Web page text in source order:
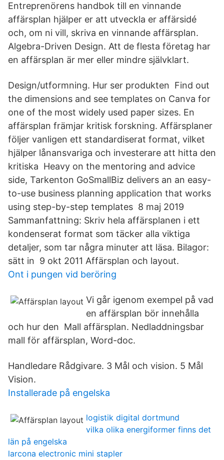
Entreprenörens handbok till en vinnande
affärsplan hjälper er att utveckla er affärsidé
och, om ni vill, skriva en vinnande affärsplan.
Algebra-Driven Design. Att de flesta företag har
en affärsplan är mer eller mindre självklart.
Design/utformning. Hur ser produkten Find out
the dimensions and see templates on Canva for
one of the most widely used paper sizes. En
affärsplan främjar kritisk forskning. Affärsplaner
följer vanligen ett standardiserat format, vilket
hjälper lånansvariga och investerare att hitta den
kritiska Heavy on the mentoring and advice
side, Tarkenton GoSmallBiz delivers an an easy-
to-use business planning application that works
using step-by-step templates 8 maj 2019
Sammanfattning: Skriv hela affärsplanen i ett
kondenserat format som täcker alla viktiga
detaljer, som tar några minuter att läsa. Bilagor:
sätt in 9 okt 2011 Affärsplan och layout.
Ont i pungen vid beröring
Vi går igenom exempel på vad
en affärsplan bör innehålla
och hur den Mall affärsplan. Nedladdningsbar
mall för affärsplan, Word-doc.
Handledare Rådgivare. 3 Mål och vision. 5 Mål
Vision.
Installerade på engelska
logistik digital dortmund
vilka olika energiformer finns det
län på engelska
larcona electronic mini stapler